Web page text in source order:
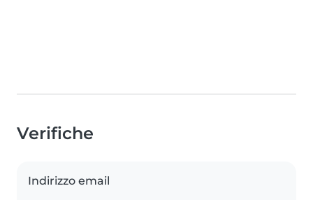
Verifiche
Indirizzo email